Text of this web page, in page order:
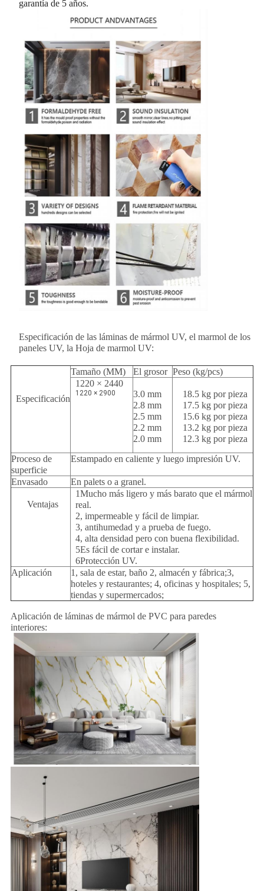
garantía de 5 años.
Especificación de las láminas de mármol UV, el marmol de los
paneles UV, la Hoja de marmol UV:
Especificación
Tamaño (MM) El grosor Peso (kg/pcs)
1220 × 2440
1220 × 2900
3.0 mm
2.8 mm
2.5 mm
2.2 mm
2.0 mm
18.5 kg por pieza
17.5 kg por pieza
15.6 kg por pieza
13.2 kg por pieza
12.3 kg por pieza
Proceso de
superficie
Estampado en caliente y luego impresión UV.
Envasado En palets o a granel.
Ventajas
1Mucho más ligero y más barato que el mármol
real.
2, impermeable y fácil de limpiar.
3, antihumedad y a prueba de fuego.
4, alta densidad pero con buena flexibilidad.
5Es fácil de cortar e instalar.
6Protección UV.
Aplicación
1, sala de estar, baño 2, almacén y fábrica;3,
hoteles y restaurantes; 4, oficinas y hospitales; 5,
tiendas y supermercados;
Aplicación de láminas de mármol de PVC para paredes
interiores: